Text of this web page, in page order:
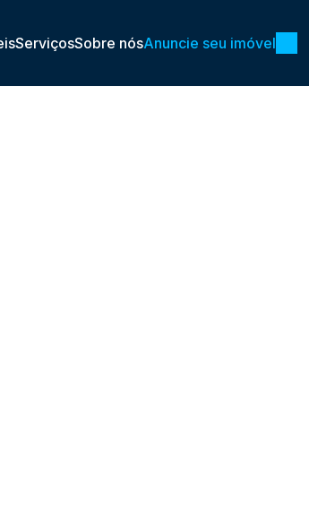
Anuncie seu imóvel
Sobre nós
Serviços